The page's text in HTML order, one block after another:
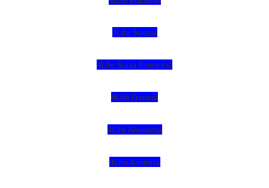
4Life Suecia
4Life Suiza (Francés)
4Life Francia
4Life Alemania
4Life Andorra